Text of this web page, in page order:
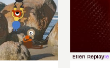
Ellen Replayle